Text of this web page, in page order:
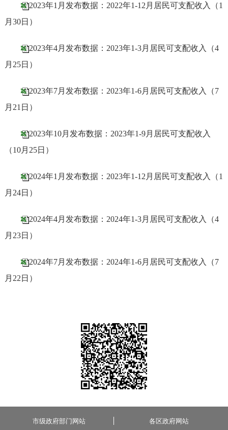
2023年1月发布数据：2022年1-12月居民可支配收入（1
月30日）
2023年4月发布数据：2023年1-3月居民可支配收入（4
月25日）
2023年7月发布数据：2023年1-6月居民可支配收入（7
月21日）
2023年10月发布数据：2023年1-9月居民可支配收入
（10月25日）
2024年1月发布数据：2023年1-12月居民可支配收入（1
月24日）
2024年4月发布数据：2024年1-3月居民可支配收入（4
月23日）
2024年7月发布数据：2024年1-6月居民可支配收入（7
月22日）
市级政府部门网站 各区政府网站